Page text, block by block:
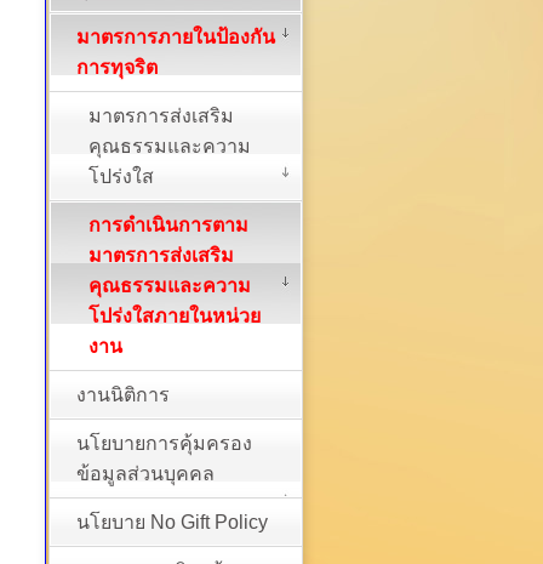
มาตรการภายในป้องกัน
การทุจริต
มาตรการส่งเสริม
คุณธรรมและความ
โปร่งใส
การดำเนินการตาม
มาตรการส่งเสริม
คุณธรรมและความ
โปร่งใสภายในหน่วย
งาน
งานนิติการ
นโยบายการคุ้มครอง
ข้อมูลส่วนบุคคล
นโยบาย No Gift Policy